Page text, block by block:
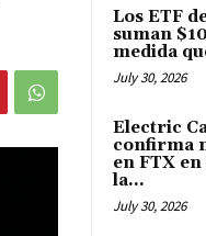
Los ETF
suman
medida
July 30, 2026
Electric
confirma
en FTX
la...
July 30, 2026